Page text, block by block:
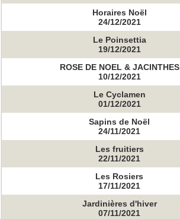
Horaires Noël
24/12/2021
Le Poinsettia
19/12/2021
ROSE DE NOEL & JACINTHES
10/12/2021
Le Cyclamen
01/12/2021
Sapins de Noël
24/11/2021
Les fruitiers
22/11/2021
Les Rosiers
17/11/2021
Jardinières d'hiver
07/11/2021